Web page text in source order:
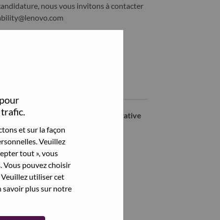
et sur la façon
Veuillez
tout », vous
Vous pouvez choisir
utiliser cet
savoir plus sur notre
nous vous invitons à contacter
Client Relationship Representative
Paulo, São Paulo, Brésil,
tout